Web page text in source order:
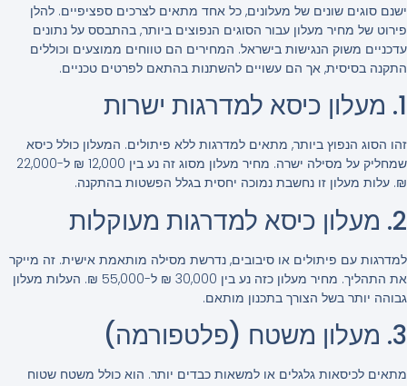
ישנם סוגים שונים של מעלונים, כל אחד מתאים לצרכים ספציפיים. להלן
פירוט של מחיר מעלון עבור הסוגים הנפוצים ביותר, בהתבסס על נתונים
עדכניים משוק הנגישות בישראל. המחירים הם טווחים ממוצעים וכוללים
התקנה בסיסית, אך הם עשויים להשתנות בהתאם לפרטים טכניים.
1. מעלון כיסא למדרגות ישרות
זהו הסוג הנפוץ ביותר, מתאים למדרגות ללא פיתולים. המעלון כולל כיסא
שמחליק על מסילה ישרה. מחיר מעלון מסוג זה נע בין 12,000 ₪ ל-22,000
₪. עלות מעלון זו נחשבת נמוכה יחסית בגלל הפשטות בהתקנה.
2. מעלון כיסא למדרגות מעוקלות
למדרגות עם פיתולים או סיבובים, נדרשת מסילה מותאמת אישית. זה מייקר
את התהליך. מחיר מעלון כזה נע בין 30,000 ₪ ל-55,000 ₪. העלות מעלון
גבוהה יותר בשל הצורך בתכנון מותאם.
3. מעלון משטח (פלטפורמה)
מתאים לכיסאות גלגלים או למשאות כבדים יותר. הוא כולל משטח שטוח